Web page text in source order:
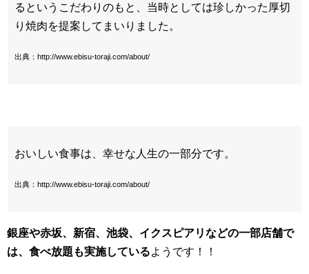
るというこだわりのもと、当時としては珍しかった厚切
り焼肉を提案してまいりました。
出典：http://www.ebisu-toraji.com/about/
おいしい食事は、幸せな人生の一部分です。
出典：http://www.ebisu-toraji.com/about/
銀座や赤坂、新宿、池袋、イクスピアリなどの一部店舗で
は、食べ放題も実施しているようです！！